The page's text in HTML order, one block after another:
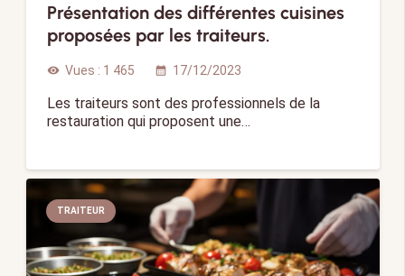
Présentation des différentes cuisines
proposées par les traiteurs.
visibility Vues : 1 465 calendar_month 17/12/2023
Les traiteurs sont des professionnels de la
restauration qui proposent une…
TRAITEUR